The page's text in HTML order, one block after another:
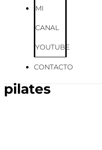
MI
CANAL
YOUTUBE
CONTACTO
pilates